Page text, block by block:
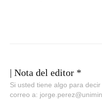
| Nota del editor *
Si usted tiene algo para
correo a: